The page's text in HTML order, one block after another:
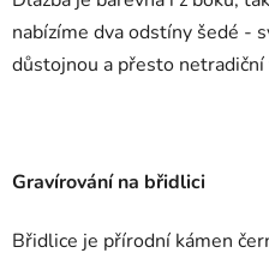
nabízíme dva odstíny šedé -
důstojnou a přesto
Gravírování na břidlici
Břidlice je přírodní kámen